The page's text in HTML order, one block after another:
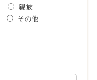
親族
その他